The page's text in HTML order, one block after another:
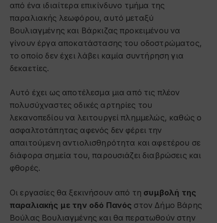
από ένα ιδιαίτερα επικίνδυνο τμήμα της
παραλιακής λεωφόρου, αυτό μεταξύ
Βουλιαγμένης και Βάρκιζας προκειμένου να
γίνουν έργα αποκατάστασης του οδοστρώματος,
το οποίο δεν έχει λάβει καμία συντήρηση για
δεκαετίες.
Αυτό έχει ως αποτέλεσμα μια από τις πλέον
πολυσύχναστες οδικές αρτηρίες του
λεκανοπεδίου να λειτουργεί πλημμελώς, καθώς ο
ασφαλτοτάπητας αφενός δεν φέρει την
απαιτούμενη αντιολισθηρότητα και αφετέρου σε
διάφορα σημεία του, παρουσιάζει διαβρώσεις και
φθορές.
Οι εργασίες θα ξεκινήσουν από τη συμβολή της
παραλιακής με την οδό Πανός στον Δήμο Βάρης
Βούλας Βουλιαγμένης και θα περατωθούν στην